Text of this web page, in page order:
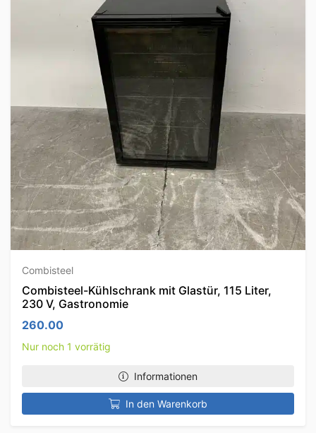
Combisteel
Combisteel-Kühlschrank mit Glastür, 115 Liter,
230 V, Gastronomie
260.00
Nur noch 1 vorrätig
Informationen
In den Warenkorb